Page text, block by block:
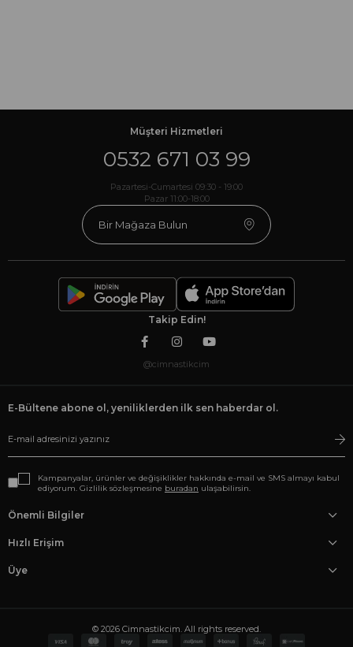
Müşteri Hizmetleri
0532 671 03 99
Pazartesi-Cumartesi 09:30 - 19:00
Pazar 11:00-18:00
Bir Mağaza Bulun
Takip Edin!
@cimnastikcim
E-Bültene abone ol, yeniliklerden ilk sen haberdar ol.
Kampanyalar, ürünler ve değişiklikler hakkında e-mail ve SMS almayı kabul
ediyorum. Gizlilik sözleşmesine buradan ulaşabilirsin.
Önemli Bilgiler
Hızlı Erişim
Üye
© 2026 Cimnastikcim. All rights reserved.